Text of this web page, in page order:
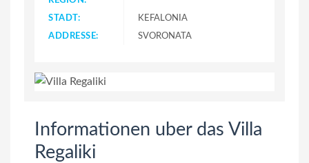
STADT:
KEFALONIA
ADDRESSE:
SVORONATA
Informationen uber das Villa
Regaliki